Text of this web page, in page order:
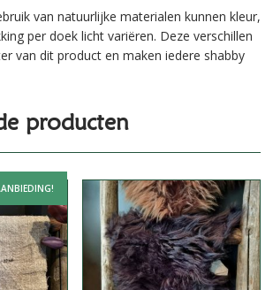
van natuurlijke materialen kunnen kleur,
per doek licht variëren. Deze verschillen
van dit product en maken iedere shabby
producten